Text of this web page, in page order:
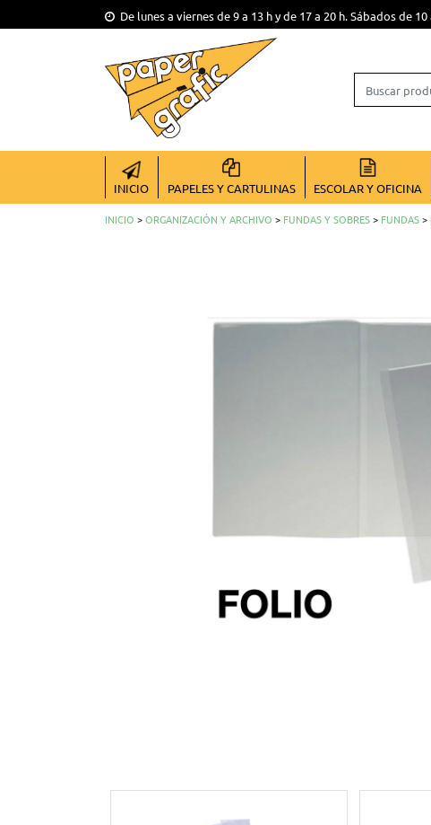
De lunes a viernes de 9 a 13 h y de 17 a 20 h. Sábados de 10
INICIO
PAPELES Y CARTULINAS ESCOLAR Y OFICINA
INICIO >ORGANIZACIÓN Y ARCHIVO > FUNDAS Y SOBRES> FUNDAS>